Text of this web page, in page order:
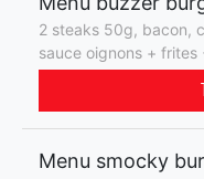
2 steaks 50g, bacon,
sauce oignons + frites
Menu smocky